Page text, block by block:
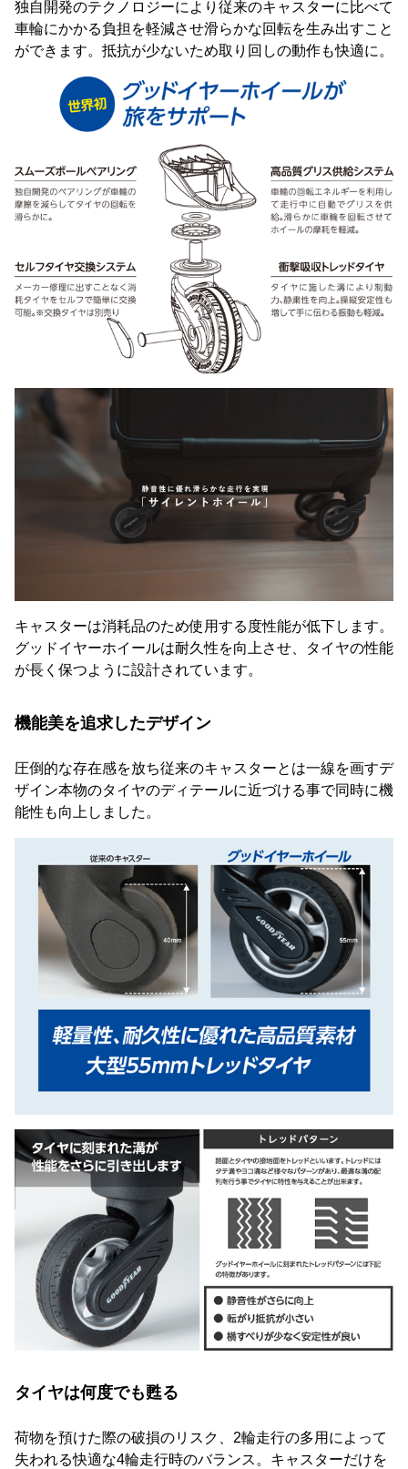
独自開発のテクノロジーにより従来のキャスターに比べて
車輪にかかる負担を軽減させ滑らかな回転を生み出すこと
ができます。抵抗が少ないため取り回しの動作も快適に。
キャスターは消耗品のため使用する度性能が低下します。
グッドイヤーホイールは耐久性を向上させ、タイヤの性能
が長く保つように設計されています。
機能美を追求したデザイン
圧倒的な存在感を放ち従来のキャスターとは一線を画すデ
ザイン本物のタイヤのディテールに近づける事で同時に機
能性も向上しました。
タイヤは何度でも甦る
荷物を預けた際の破損のリスク、2輪走行の多用によって
失われる快適な4輪走行時のバランス。キャスターだけを